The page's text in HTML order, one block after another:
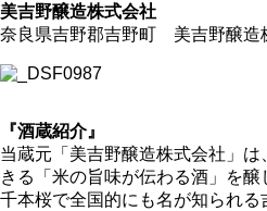
美吉野醸造株式会社
奈良県吉野郡吉野町 美吉野醸造
『酒蔵紹介』
当蔵元「美吉野醸造株式会社」
きる「米の旨味が伝わる酒」を醸
千本桜で全国的にも名が知られる